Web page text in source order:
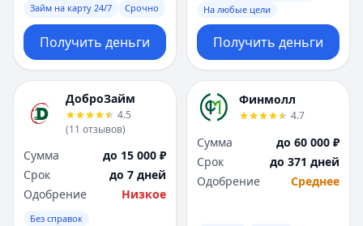
Займ на карту 24/7 Срочно
Получить деньги
На любые цели
Получить деньги
ДоброЗайм
4.5
(11 отзывов)
Сумма
до 15 000 ₽
Срок
до 7 дней
Одобрение
Низкое
Без справок
Финмолл
4.7
Сумма
до 60 000 ₽
Срок
до 371 дней
Одобрение
Среднее